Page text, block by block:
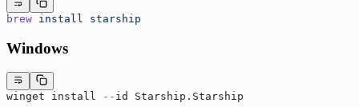
brew install starship
Windows
winget install -- id Starship.Starship